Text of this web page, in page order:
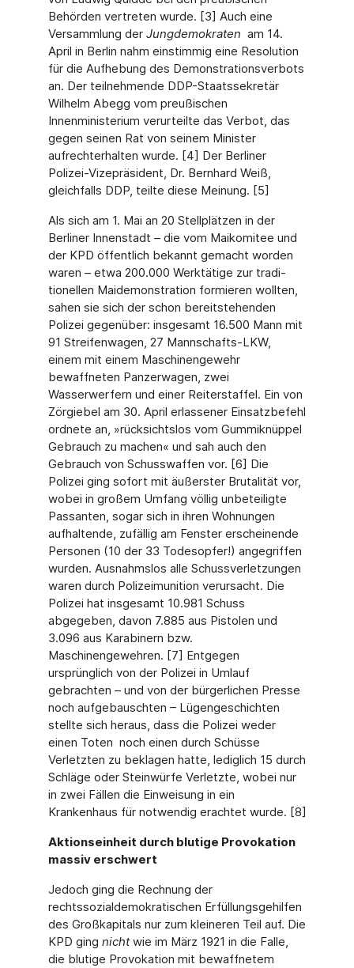
Behörden vertreten wurde. [3] Auch eine
Versammlung der Jung­demokraten am 14.
April in Berlin nahm einstimmig eine Resolution
für die Aufhebung des Demonstrationsverbots
an. Der teilnehmende DDP-Staatssekretär
Wilhelm Abegg vom preußischen
Innenministerium verurteilte das Verbot, das
gegen seinen Rat von seinem Minister
aufrechterhalten wurde. [4] Der Berliner
Polizei-Vizepräsident, Dr. Bernhard Weiß,
gleichfalls DDP, teilte diese Meinung. [5]
Als sich am 1. Mai an 20 Stellplätzen in der
Berliner Innenstadt – die vom Maikomitee und
der KPD öffentlich bekannt gemacht worden
waren – etwa 200.000 Werktätige zur tradi­
tionellen Maidemonstration formieren wollten,
sahen sie sich der schon bereitstehenden
Polizei gegenüber: insgesamt 16.500 Mann mit
91 Streifenwagen, 27 Mannschafts-LKW,
einem mit einem Maschinengewehr
bewaffneten Panzerwagen, zwei
Wasserwerfern und einer Reiterstaffel. Ein von
Zörgiebel am 30. April erlassener Einsatzbefehl
ordnete an, »rücksichtslos vom Gummiknüppel
Gebrauch zu machen« und sah auch den
Gebrauch von Schusswaffen vor. [6] Die
Polizei ging sofort mit äußerster Brutalität vor,
wobei in großem Umfang völlig unbeteiligte
Passanten, sogar sich in ihren Wohnungen
aufhaltende, zufällig am Fenster erscheinende
Personen (10 der 33 Todesopfer!) angegriffen
wurden. Ausnahmslos alle Schussverletzungen
waren durch Polizeimunition verursacht. Die
Polizei hat insgesamt 10.981 Schuss
abgegeben, davon 7.885 aus Pistolen und
3.096 aus Karabinern bzw.
Maschinengewehren. [7] Entgegen
ursprünglich von der Polizei in Umlauf
gebrachten – und von der bürgerlichen Presse
noch aufgebauschten – Lügengeschichten
stellte sich heraus, dass die Polizei weder
einen Toten noch einen durch Schüsse
Verletzten zu beklagen hatte, lediglich 15 durch
Schläge oder Steinwürfe Verletzte, wobei nur
in zwei Fällen die Einweisung in ein
Krankenhaus für notwendig erachtet wurde. [8]
Aktionseinheit durch blutige Provokation
massiv erschwert
Jedoch ging die Rechnung der
rechtssozialdemokratischen Erfüllungsgehilfen
des Großka­pitals nur zum kleineren Teil auf. Die
KPD ging nichtwie im März 1921 in die Falle,
die blu­tige Provokation mit bewaffnetem